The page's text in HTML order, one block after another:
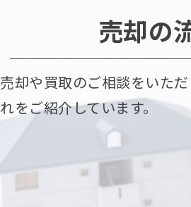
売却の
売却や買取のご相談をいた
れをご紹介しています。